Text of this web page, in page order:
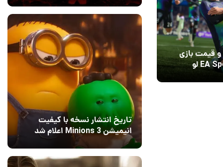
و قیمت بازی
EA Sports FC 27 لو
تاریخ انتشار نسخه با کیفیت
انیمیشن Minions 3 اعلام شد